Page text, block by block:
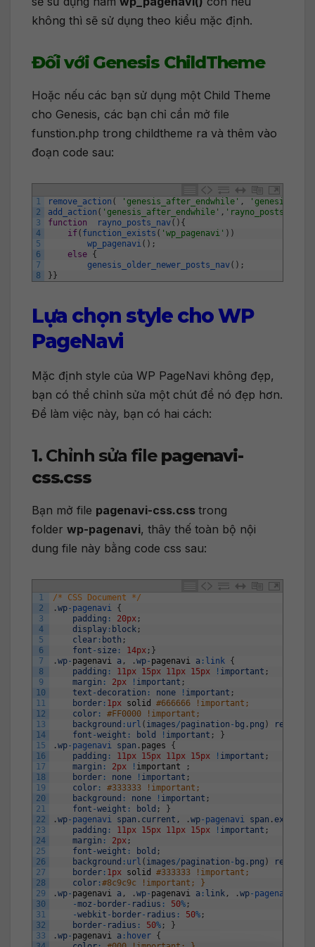
không thì sẽ sử dụng theo kiểu mặc định.
Đối với Genesis ChildTheme
Hoặc nếu các bạn sử dụng một Child Theme
cho Genesis, các bạn chỉ cần mở file
funstion.php trong childtheme ra và thêm vào
đoạn code sau:
1
2
3
4
5
6
7
8
remove_action ( 'genesis_after_endwhile' ,
add_action ( 'genesis_after_endwhile' , 'rayno_posts_nav'
function
rayno_posts_nav( ) {
if ( function_exists ( 'wp_pagenavi' ) )
wp_pagenavi ( ) ;
else {
genesis_older_newer_posts_nav( ) ;
}}
Lựa chọn style cho WP
PageNavi
Mặc định style của WP PageNavi không đẹp,
bạn có thể chỉnh sửa một chút để nó đẹp hơn.
Để làm việc này, bạn có hai cách:
1. Chỉnh sửa file pagenavi-
css.css
Bạn mở file pagenavi-css.css trong
folder wp-pagenavi, thây thế toàn bộ nội
dung file này bằng code css sau:
1
2
3
4
5
6
7
8
9
10
11
12
13
14
15
16
17
18
19
20
21
22
23
24
25
26
27
28
29
30
31
32
33
/* CSS Document */
.wp- pagenavi
{
padding : 20px ;
display : block ;
clear : both ;
font - size : 14px ; }
.wp- pagenavi a , .wp- pagenavi a : link
{
padding : 11px 15px 11px 15px ! important ;
margin : 2px ! important ;
text -decoration : none ! important ;
border : 1px solid
#666666 !important;
color :
#FF0000 !important;
background : url ( images/pagination - bg . png ) repeat
font -weight : bold ! important ;
}
.wp- pagenavi span . pages
{
padding : 11px 15px 11px 15px ! important ;
margin : 2px ! important
;
border : none ! important ;
color :
#333333 !important;
background : none ! important ;
font -weight : bold ;
}
.wp- pagenavi span . current , .wp- pagenavi span .extend
padding : 11px 15px 11px 15px ! important ;
margin : 2px ;
font -weight : bold ;
background : url ( images/pagination - bg . png ) repeat
border : 1px solid
#333333 !important;
color :#8c9c9c !important; }
.wp- pagenavi a , .wp- pagenavi a : link , .wp- pagenavi
-moz - border- radius : 50% ;
-webkit - border- radius : 50% ;
border- radius : 50% ;
}
.wp- pagenavi a : hover {